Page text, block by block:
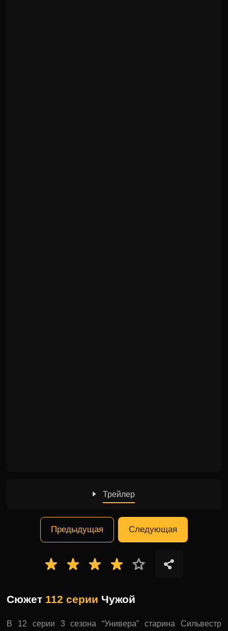
Трейлер
Предыдущая Следующая
Сюжет 112 серии Чужой
В 12 серии 3 сезона “Универа” старина Сильвестр